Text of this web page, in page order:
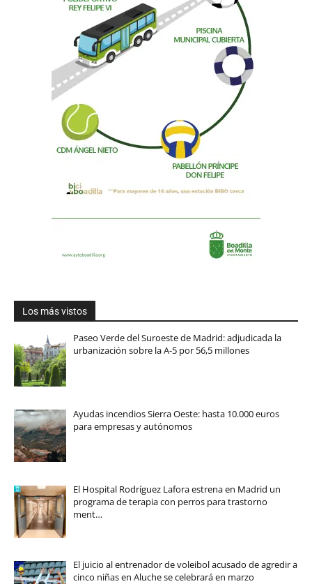
Los más vistos
Paseo Verde del Suroeste de Madrid: adjudicada la
urbanización sobre la A-5 por 56,5 millones
Ayudas incendios Sierra Oeste: hasta 10.000 euros
para empresas y autónomos
El Hospital Rodríguez Lafora estrena en Madrid un
programa de terapia con perros para trastorno
ment…
El juicio al entrenador de voleibol acusado de agredir a
cinco niñas en Aluche se celebrará en marzo